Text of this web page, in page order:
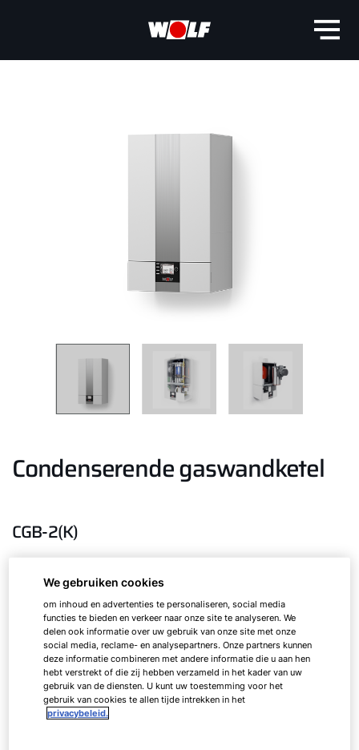
Condenserende gaswandketel
CGB-2(K)
Condenserende gaswandketel / combiketel
CGB-2
CGB-2
CGB-2
We gebruiken cookies
om inhoud en advertenties te personaliseren, social media
functies te bieden en verkeer naar onze site te analyseren. We
delen ook informatie over uw gebruik van onze site met onze
social media, reclame- en analysepartners. Onze partners kunnen
deze informatie combineren met andere informatie die u aan hen
hebt verstrekt of die zij hebben verzameld in het kader van uw
gebruik van de diensten. U kunt uw toestemming voor het
gebruik van cookies te allen tijde intrekken in het
privacybeleid.